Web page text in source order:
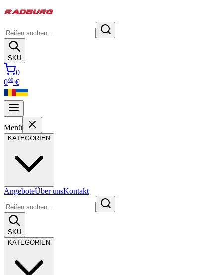
SKU
0
000 €
Menü
KATEGORIEN
AngeboteÜber unsKontakt
SKU
KATEGORIEN